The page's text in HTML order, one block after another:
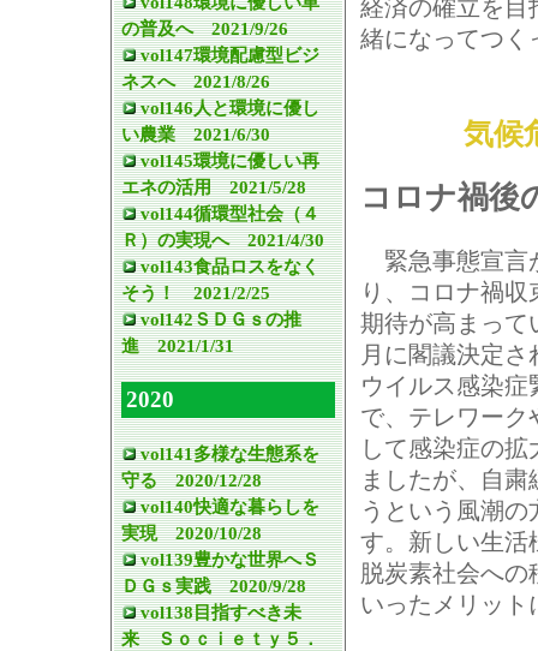
の普及へ 2021/9/26
vol147環境配慮型ビジ
ネスへ 2021/8/26
vol146人と環境に優し
い農業 2021/6/30
vol145環境に優しい再
エネの活用 2021/5/28
vol144循環型社会（４
Ｒ）の実現へ 2021/4/30
vol143食品ロスをなく
そう！ 2021/2/25
vol142ＳＤＧｓの推
進 2021/1/31
2020
vol141多様な生態系を
守る 2020/12/28
vol140快適な暮らしを
実現 2020/10/28
vol139豊かな世界へＳ
ＤＧｓ実践 2020/9/28
vol138目指すべき未
来 Ｓｏｃｉｅｔｙ５．
経済の確立を目
緒になってつく
気候
コロナ禍後
緊急事態宣言
り、コロナ禍
期待が高まって
月に閣議決定
ウイルス感染症
で、テレワーク
して感染症の
ましたが、自
うという風潮
す。新しい生活
脱炭素社会へ
いったメリット